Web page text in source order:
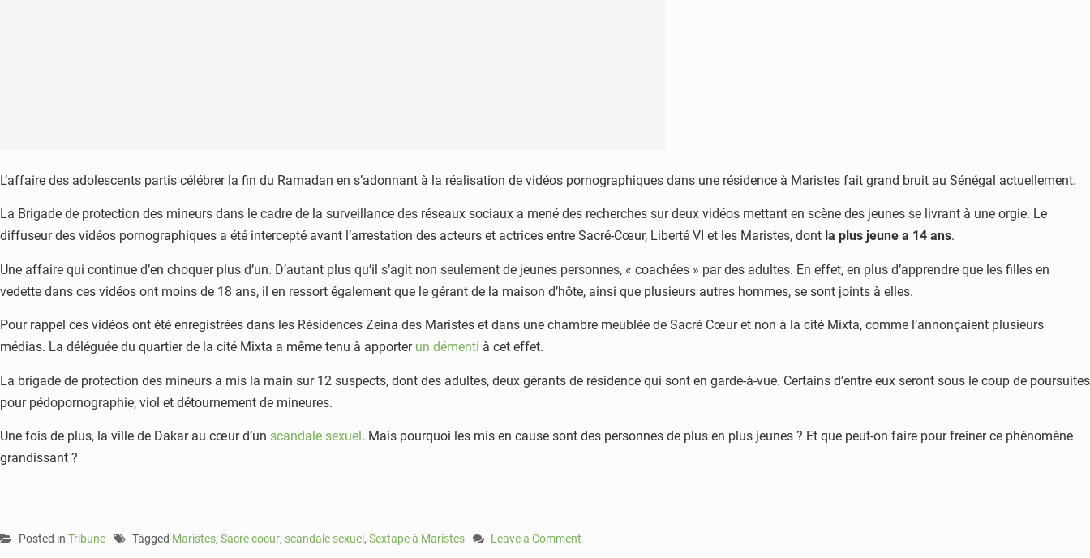
L’affaire des adolescents partis célébrer la fin du Ramadan en s’adonnant à la réalisation de vidéos pornographiques dans une résidence à Maristes fait grand bruit au Sénégal actuellement.
La Brigade de protection des mineurs dans le cadre de la surveillance des réseaux sociaux a mené des recherches sur deux vidéos mettant en scène des jeunes se livrant à une orgie. Le
diffuseur des vidéos pornographiques a été intercepté avant l’arrestation des acteurs et actrices entre Sacré-Cœur, Liberté VI et les Maristes, dont la plus jeune a 14 ans.
Une affaire qui continue d’en choquer plus d’un. D’autant plus qu’il s’agit non seulement de jeunes personnes, « coachées » par des adultes. En effet, en plus d’apprendre que les filles en
vedette dans ces vidéos ont moins de 18 ans, il en ressort également que le gérant de la maison d’hôte, ainsi que plusieurs autres hommes, se sont joints à elles.
Pour rappel ces vidéos ont été enregistrées dans les Résidences Zeina des Maristes et dans une chambre meublée de Sacré Cœur et non à la cité Mixta, comme l’annonçaient plusieurs
médias. La déléguée du quartier de la cité Mixta a même tenu à apporter un démenti à cet effet.
La brigade de protection des mineurs a mis la main sur 12 suspects, dont des adultes, deux gérants de résidence qui sont en garde-à-vue. Certains d’entre eux seront sous le coup de poursuites
pour pédopornographie, viol et détournement de mineures.
Une fois de plus, la ville de Dakar au cœur d’un scandale sexuel. Mais pourquoi les mis en cause sont des personnes de plus en plus jeunes ? Et que peut-on faire pour freiner ce phénomène
grandissant ?
Posted in Tribune Tagged Maristes, Sacré coeur, scandale sexuel , Sextape à Maristes
Leave a Comment